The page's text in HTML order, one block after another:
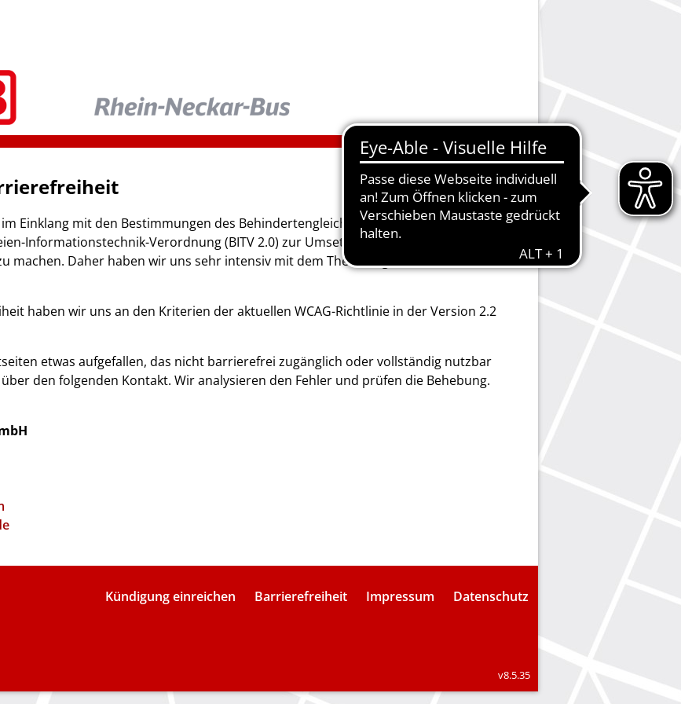
Einklang mit den Bestimmungen des Behindertengleichstellungsgesetzes des
Informationstechnik-Verordnung (BITV 2.0) zur Umsetzung der Richtlinie (EU)
machen. Daher haben wir uns sehr intensiv mit dem Thema digitale Barrierefreiheit
haben wir uns an den Kriterien der aktuellen WCAG-Richtlinie in der Version 2.2
etwas aufgefallen, das nicht barrierefrei zugänglich oder vollständig nutzbar
den folgenden Kontakt. Wir analysieren den Fehler und prüfen die Behebung.
Kündigung einreichen Barrierefreiheit Impressum Datenschutz
v8.5.35